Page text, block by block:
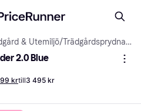
& Utemiljö/ Trädgårdsprydnader
2.0 Blue
krtill3 495 kr